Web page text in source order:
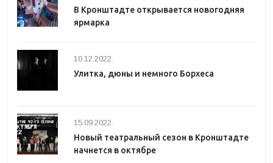
В Кронштадте открывается новогодняя
ярмарка
10.12.2022.
Улитка, дюны и немного Борхеса
15.09.2022.
Новый театральный сезон в Кронштадте
начнется в октябре